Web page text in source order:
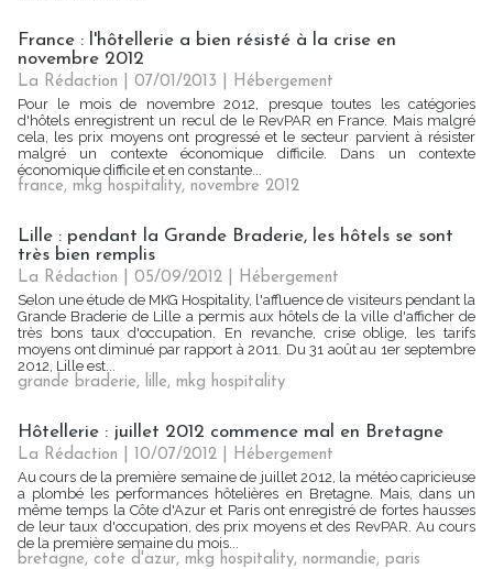
France : l'hôtellerie a bien résisté à la crise en
novembre 2012
La Rédaction | 07/01/2013
Hébergement
Pour le mois de novembre 2012, presque toutes les catégories
d'hôtels enregistrent un recul de le RevPAR en France. Mais malgré
cela, les prix moyens ont progressé et le secteur parvient à résister
malgré un contexte économique difficile. Dans un contexte
économique difficile et en constante...
france, mkg hospitality, novembre 2012
Lille : pendant la Grande Braderie, les hôtels se sont
très bien remplis
La Rédaction | 05/09/2012
Hébergement
Selon une étude de MKG Hospitality, l'affluence de visiteurs pendant la
Grande Braderie de Lille a permis aux hôtels de la ville d'afficher de
très bons taux d'occupation. En revanche, crise oblige, les tarifs
moyens ont diminué par rapport à 2011. Du 31 août au 1er septembre
2012, Lille est...
grande braderie, lille, mkg hospitality
Hôtellerie : juillet 2012 commence mal en Bretagne
La Rédaction | 10/07/2012
Hébergement
Au cours de la première semaine de juillet 2012, la météo capricieuse
a plombé les performances hôtelières en Bretagne. Mais, dans un
même temps la Côte d'Azur et Paris ont enregistré de fortes hausses
de leur taux d'occupation, des prix moyens et des RevPAR. Au cours
de la première semaine du mois...
bretagne, cote d'azur, mkg hospitality, normandie, paris